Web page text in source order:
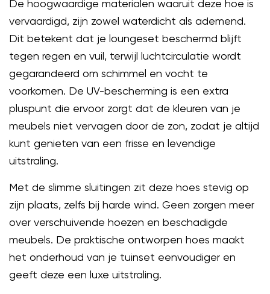
De hoogwaardige materialen waaruit deze hoe is
vervaardigd, zijn zowel waterdicht als ademend.
Dit betekent dat je loungeset beschermd blijft
tegen regen en vuil, terwijl luchtcirculatie wordt
gegarandeerd om schimmel en vocht te
voorkomen. De UV-bescherming is een extra
pluspunt die ervoor zorgt dat de kleuren van je
meubels niet vervagen door de zon, zodat je altijd
kunt genieten van een frisse en levendige
uitstraling.
Met de slimme sluitingen zit deze hoes stevig op
zijn plaats, zelfs bij harde wind. Geen zorgen meer
over verschuivende hoezen en beschadigde
meubels. De praktische ontworpen hoes maakt
het onderhoud van je tuinset eenvoudiger en
geeft deze een luxe uitstraling.